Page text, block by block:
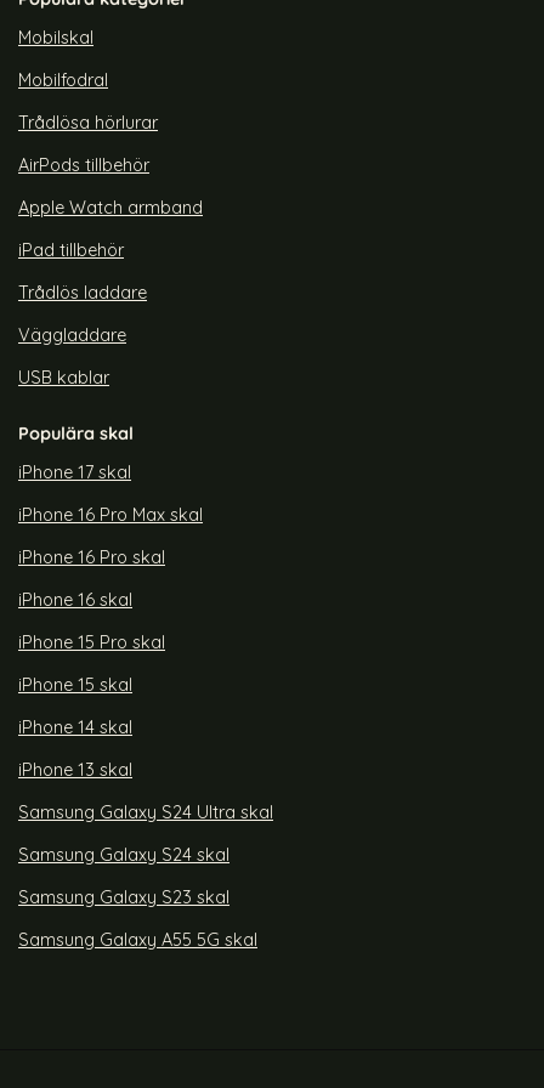
109 krtidigare pris
299 kr
Tillgänglighet:
Lagervara
Mobilskal
Mobilfodral
Trådlösa hörlurar
AirPods tillbehör
Apple Watch armband
iPad tillbehör
Trådlös laddare
Väggladdare
USB kablar
Populära skal
iPhone 17 skal
iPhone 16 Pro Max skal
iPhone 16 Pro skal
iPhone 16 skal
iPhone 15 Pro skal
iPhone 15 skal
iPhone 14 skal
iPhone 13 skal
Samsung Galaxy S24 Ultra skal
Samsung Galaxy S24 skal
Samsung Galaxy S23 skal
Samsung Galaxy A55 5G skal